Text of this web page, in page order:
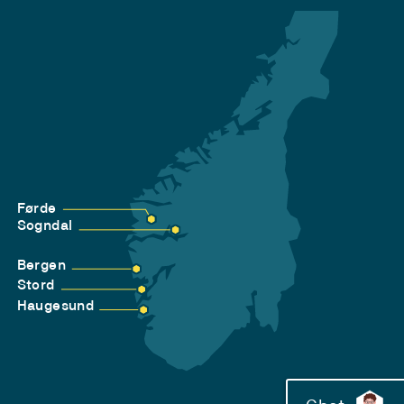
Førde
Sogndal
Bergen
Stord
Haugesund